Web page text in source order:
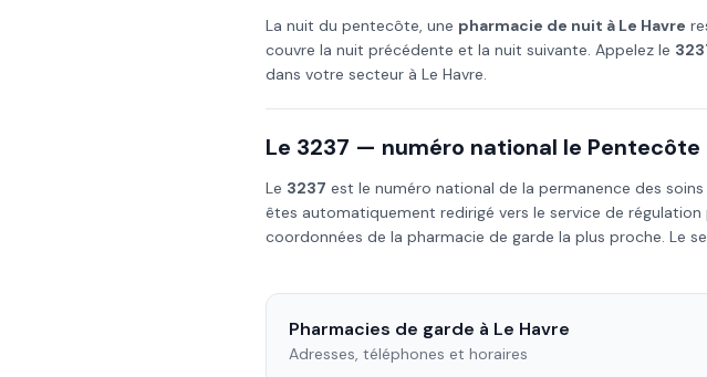
La nuit du pentecôte, une pharmacie de nuit à Le Havre
couvre la nuit précédente et la nuit suivante. Appelez le
dans votre secteur à Le Havre.
Le 3237 — numéro national le Pentecôte
Le 3237 est le numéro national de la permanence des
êtes automatiquement redirigé vers le service de
coordonnées de la pharmacie de garde la plus proche. Le
Pharmacies de garde à Le Havre
Adresses, téléphones et horaires